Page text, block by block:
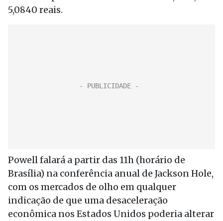
5,0840 reais.
Powell falará a partir das 11h (horário de
Brasília) na conferência anual de Jackson Hole,
com os mercados de olho em qualquer
indicação de que uma desaceleração
econômica nos Estados Unidos poderia alterar